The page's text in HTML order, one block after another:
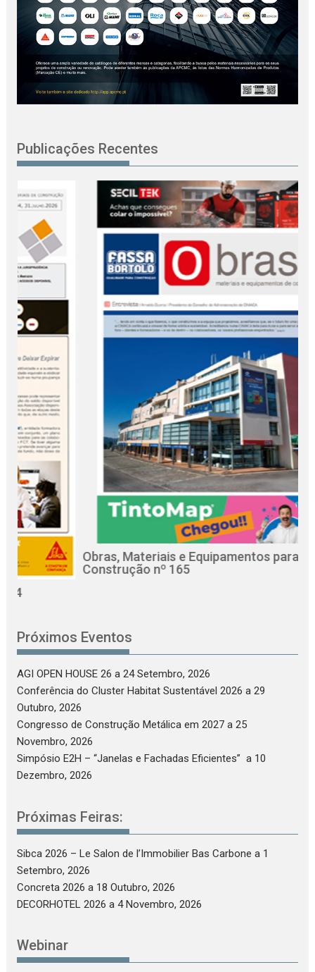
Publicações Recentes
Obras, Materiais e Equipamentos para a
Construção nº 165
Próximos Eventos
AGI OPEN HOUSE 26 a 24 Setembro, 2026
Conferência do Cluster Habitat Sustentável 2026 a 29
Outubro, 2026
Congresso de Construção Metálica em 2027 a 25
Novembro, 2026
Simpósio E2H – “Janelas e Fachadas Eficientes” a 10
Dezembro, 2026
Próximas Feiras:
Sibca 2026 – Le Salon de l’Immobilier Bas Carbone a 1
Setembro, 2026
Concreta 2026 a 18 Outubro, 2026
DECORHOTEL 2026 a 4 Novembro, 2026
Webinar